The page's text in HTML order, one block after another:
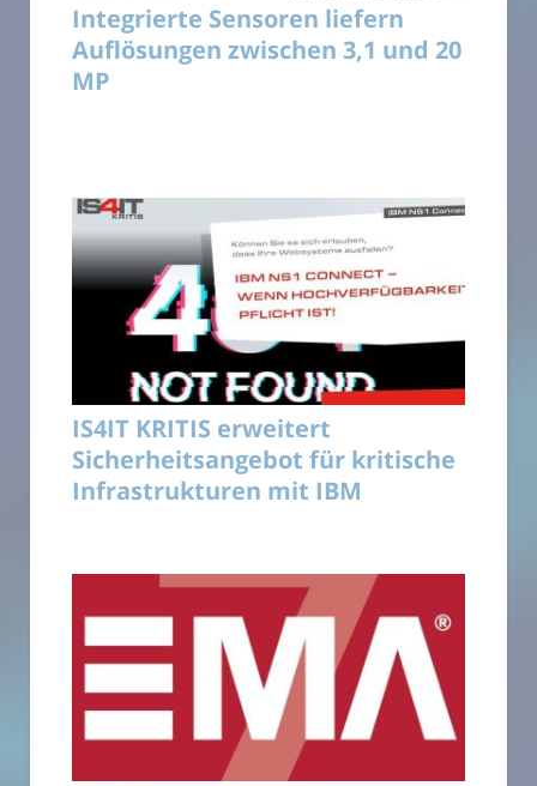
Integrierte Sensoren liefern
Auflösungen zwischen 3,1 und 20
MP
IS4IT KRITIS erweitert
Sicherheitsangebot für kritische
Infrastrukturen mit IBM